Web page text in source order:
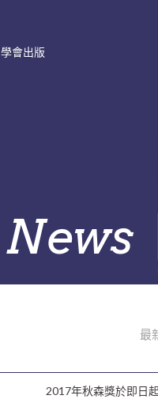
學會出版
News
最
2017年秋森獎於即日